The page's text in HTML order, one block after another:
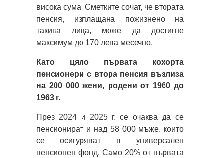
висока сума. Сметките сочат, че втората
пенсия, изплащана пожизнено на
такива лица, може да достигне
максимум до 170 лева месечно.
Като цяло първата кохорта
пенсионери с втора пенсия възлиза
на 200 000 жени, родени от 1960 до
1963 г.
През 2024 и 2025 г. се очаква да се
пенсионират и над 58 000 мъже, които
се осигуряват в универсален
пенсионен фонд. Само 20% от първата